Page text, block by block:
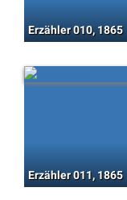
Erzähler 010, 1865
Erzähler 011, 1865